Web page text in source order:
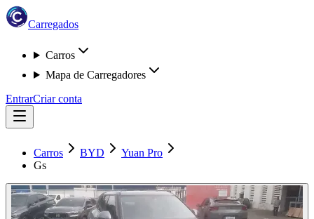
Carregados
Carros
Mapa de Carregadores
EntrarCriar conta
Carros BYD
Yuan Pro
Gs